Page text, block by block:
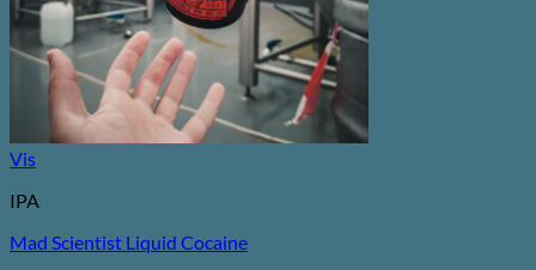
Vis
IPA
Mad Scientist Liquid Cocaine